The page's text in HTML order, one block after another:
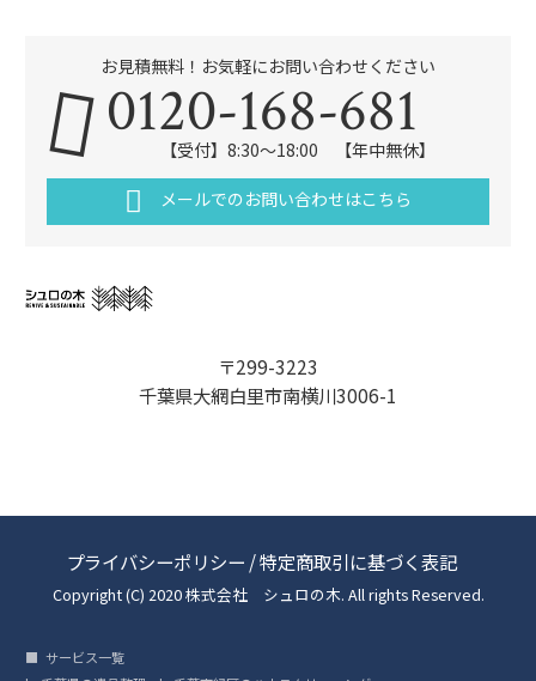
〒299-3223
千葉県大網白里市南横川3006-1
お見積無料！お気軽にお問い合わせください
0120-168-681
【受付】8:30～18:00 【年中無休】
メールでのお問い合わせはこちら
プライバシーポリシー /特定商取引に基づく表記
Copyright (C) 2020 株式会社 シュロの木. All rights Reserved.
サービス一覧